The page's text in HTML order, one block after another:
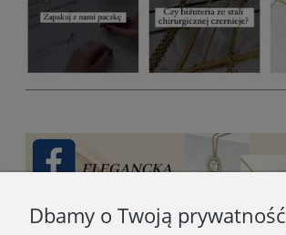
Dbamy o Twoją prywatność